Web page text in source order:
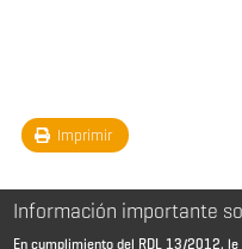
Imprimir
Información importante
En cumplimiento del RDL 13/2012, le